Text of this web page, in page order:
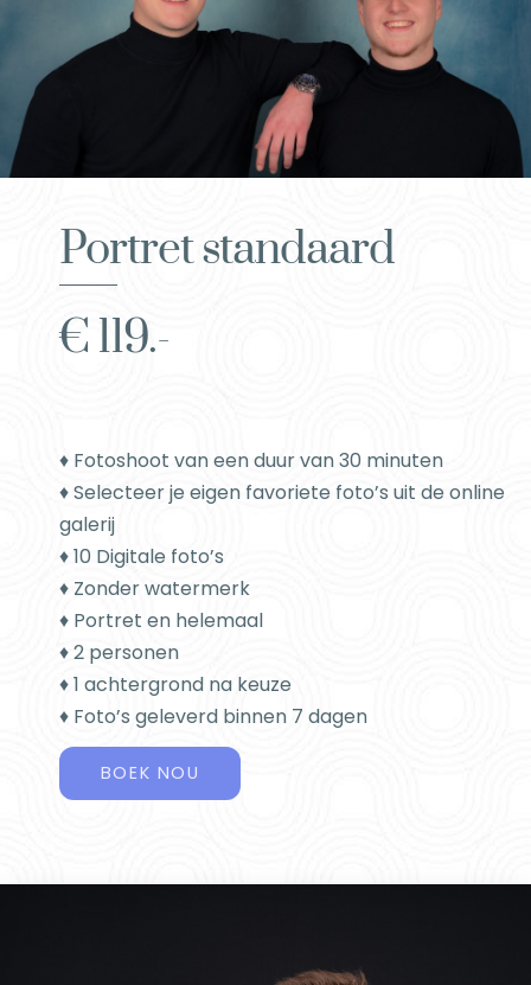
Portret standaard
€ 119.-
♦ Fotoshoot van een duur van 30 minuten
♦ Selecteer je eigen favoriete foto’s uit de online
galerij
♦ 10 Digitale foto’s
♦ Zonder watermerk
♦ Portret en helemaal
♦ 2 personen
♦ 1 achtergrond na keuze
♦ Foto’s geleverd binnen 7 dagen
BOEK NOU